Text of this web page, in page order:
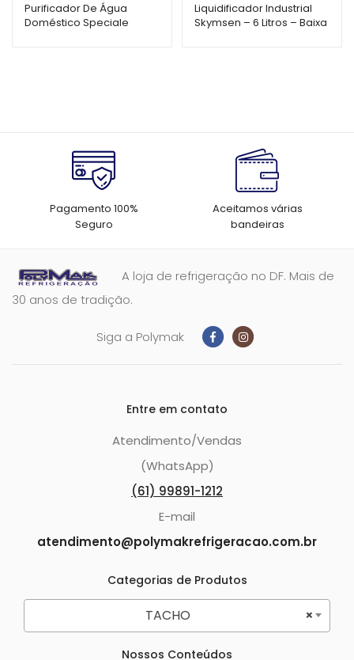
Purificador De Água
Doméstico Speciale
Liquidificador Industrial
Skymsen – 6 Litros – Baixa
Pagamento 100%
Seguro
Aceitamos várias
bandeiras
A loja de refrigeração no DF. Mais de
30 anos de tradição.
Siga a Polymak
Entre em contato
Atendimento/Vendas
(WhatsApp)
(61) 99891-1212
E-mail
atendimento@polymakrefrigeracao.com.br
Categorias de Produtos
×
TACHO
Nossos Conteúdos